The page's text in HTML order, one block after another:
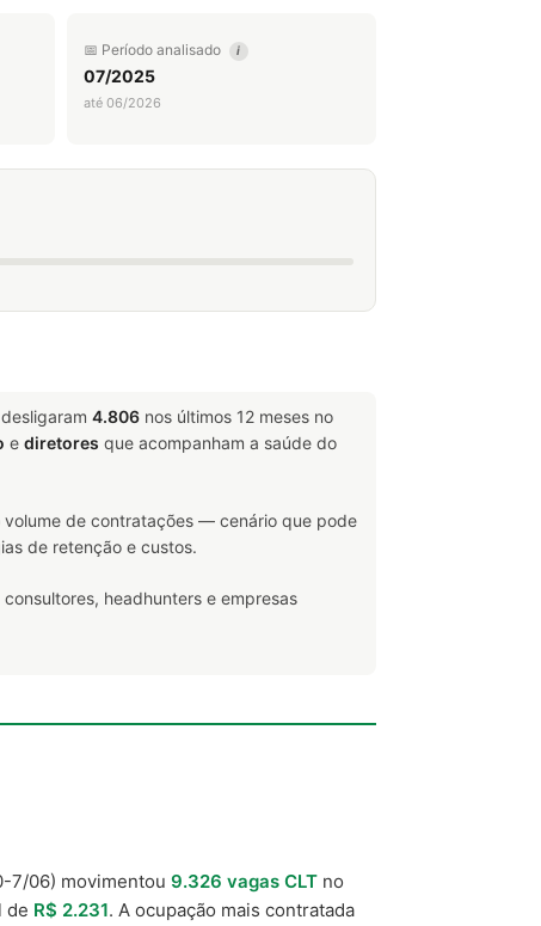
📅 Período analisado i
07/2025
até 06/2026
4.806 nos últimos 12 meses no
e diretores que acompanham a saúde do
volume de contratações — cenário que pode
de retenção e custos.
headhunters e empresas
7/06) movimentou 9.326 vagas CLT no
de R$ 2.231. A ocupação mais contratada